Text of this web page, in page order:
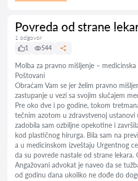
Povreda od strane
1 odgovor
1
544
Molba za pravno mišljenje –
Poštovani
Obraćam Vam se jer želim pravno
zastupanje u vezi sa svojim slučajem
Pre oko dve i po godine, tokom
tečnim azotom u zdravstvenoj ustanovi
zadobila sam ozbiljne opekotine i
kod plastičnog hirurga. Bila sam na
a u medicinskom izveštaju Urgentnog
da su povrede nastale od strane lekara.
Angažovani advokat je naveo da se
od godinu dana ukoliko ne dođe do